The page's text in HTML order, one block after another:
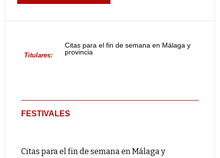
Titulares:
Citas para el fin de semana en Málaga y
provincia
FESTIVALES
Citas para el fin de semana en Málaga y